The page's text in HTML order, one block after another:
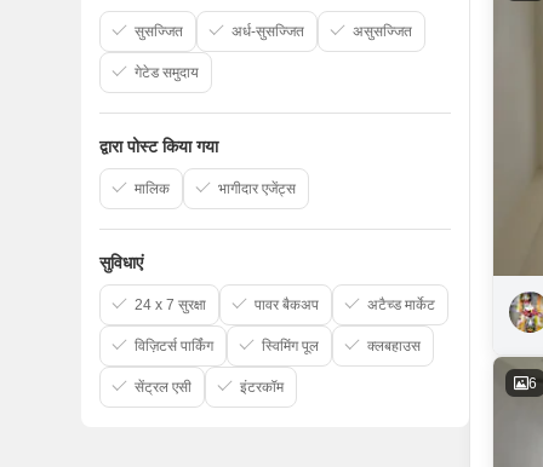
6
सुसज्जित अर्ध-सुसज्जित असुसज्जित
गेटेड समुदाय
द्वारा पोस्ट किया गया
मालिक भागीदार एजेंट्स
सुविधाएं
24 x 7 सुरक्षा पावर बैकअप अटैच्ड मार्केट
विज़िटर्स पार्किंग स्विमिंग पूल क्लबहाउस
सेंट्रल एसी इंटरकॉम